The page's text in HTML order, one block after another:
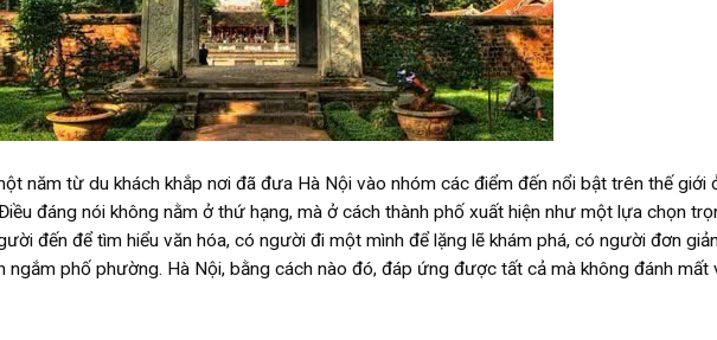
năm từ du khách khắp nơi đã đưa Hà Nội vào nhóm các điểm đến nổi bật trên thế giới
đáng nói không nằm ở thứ hạng, mà ở cách thành phố xuất hiện như một lựa chọn
đến để tìm hiểu văn hóa, có người đi một mình để lặng lẽ khám phá, có người đơn
ngắm phố phường. Hà Nội, bằng cách nào đó, đáp ứng được tất cả mà không đánh mất